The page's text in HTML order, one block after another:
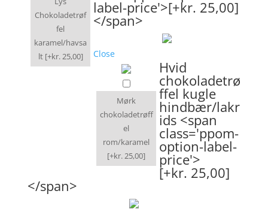
Chokoladetrøf
fel
karamel/havsa
lt [+kr. 25,00]
label-price'>[+kr. 25,00]
</span>
Close
Mørk
chokoladetrøff
el
rom/karamel
[+kr. 25,00]
Hvid
chokoladetrø
ffel kugle
hindbær/lakr
ids <span
class='ppom-
option-label-
price'>
[+kr. 25,00]
</span>